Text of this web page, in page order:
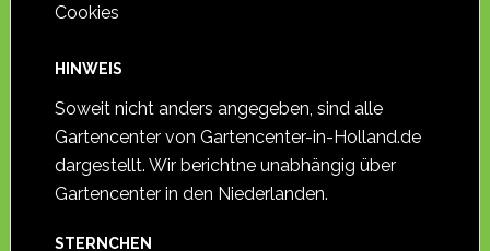
Cookies
HINWEIS
Soweit nicht anders angegeben, sind alle
Gartencenter von Gartencenter-in-Holland.de
dargestellt. Wir berichtne unabhängig über
Gartencenter in den Niederlanden.
STERNCHEN